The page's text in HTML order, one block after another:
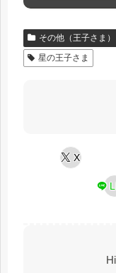
その他（王子さま）
星の王子さま
X